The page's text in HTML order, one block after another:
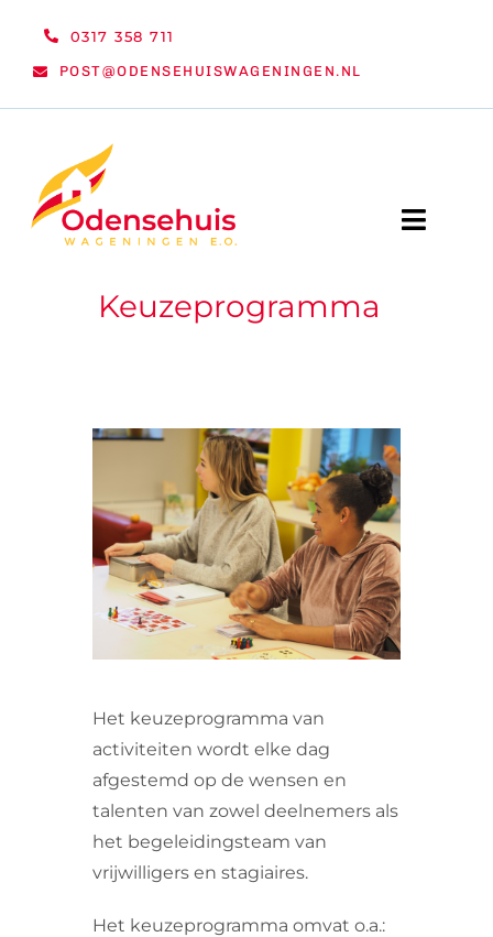
0317 358 711
POST@ODENSEHUISWAGENINGEN.NL
Toggle
WELKOM
VRIJWILLIGERS & STAGIAIRES
Keuzeprogramma
Het keuzeprogramma van
activiteiten wordt elke dag
afgestemd op de wensen en
talenten van zowel deelnemers als
het begeleidingsteam van
vrijwilligers en stagiaires.
Het keuzeprogramma omvat o.a.: